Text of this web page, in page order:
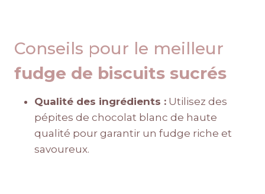
Conseils pour le meilleur
fudge de biscuits sucrés
Qualité des ingrédients : Utilisez des
pépites de chocolat blanc de haute
qualité pour garantir un fudge riche et
savoureux.